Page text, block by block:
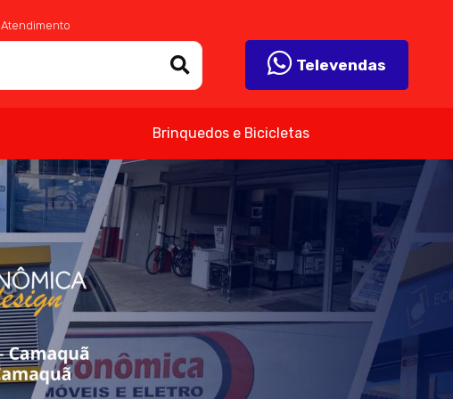
Atendimento
Televendas
Brinquedos e Bicicletas